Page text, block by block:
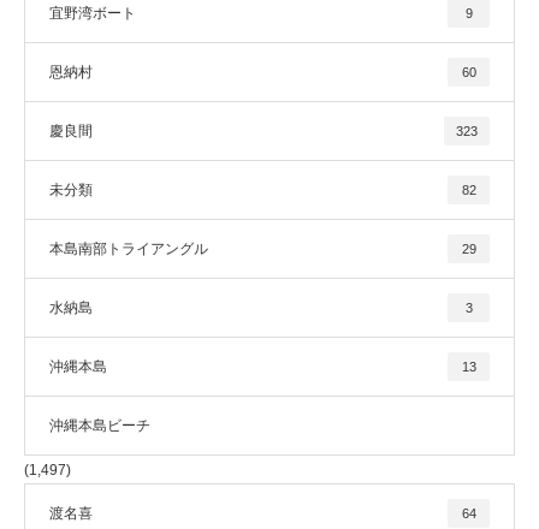
宜野湾ボート 9
恩納村 60
慶良間 323
未分類 82
本島南部トライアングル 29
水納島 3
沖縄本島 13
沖縄本島ビーチ
(1,497)
渡名喜 64